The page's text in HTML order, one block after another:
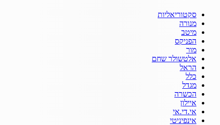
סקטוריאליות
מנורה
מיטב
הפניקס
מור
אלטשולר שחם
הראל
כלל
מגדל
הכשרה
איילון
אי.די.אי
אינפיניטי